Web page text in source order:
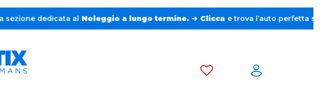
a lungo termine. ➔ Clicca e trova l’auto perfetta senza pensieri. ❤️